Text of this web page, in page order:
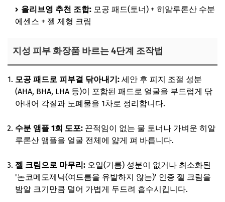
올리브영 추천 조합: 모공 패드(토너) + 히알루론산 수분
에센스 + 젤 제형 크림
지성 피부 화장품 바르는 4단계 조작법
모공 패드로 피부결 닦아내기: 세안 후 피지 조절 성분
(AHA, BHA, LHA 등)이 포함된 패드로 얼굴을 부드럽게 닦
아내어 각질과 노폐물을 1차로 정리합니다.
수분 앰플 1회 도포: 끈적임이 없는 물 토너나 가벼운 히알
루론산 앰플을 얼굴 전체에 얇게 펴 바릅니다.
젤 크림으로 마무리: 오일(기름) 성분이 없거나 최소화된
'논코메도제닉(여드름을 유발하지 않는)' 인증 젤 크림을
밤알 크기만큼 덜어 가볍게 두드려 흡수시킵니다.